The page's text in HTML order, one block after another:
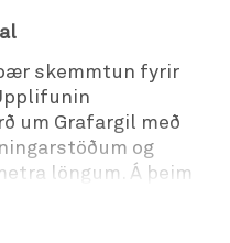
skemmtun fyrir
um Grafargil með
og
löngum. Á þeim